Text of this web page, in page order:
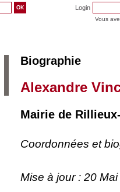
Login
Vous
Biographie
Alexandre
Mairie de
Coordonnées et
Mise à jour : 20